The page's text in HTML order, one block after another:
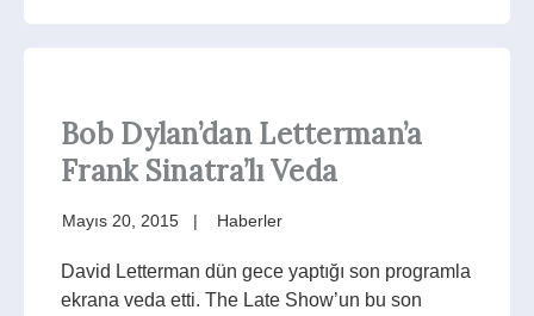
Bob Dylan’dan Letterman’a
Frank Sinatra’lı Veda
Mayıs 20, 2015 Haberler
David Letterman dün gece yaptığı son programla
ekrana veda etti. The Late Show’un bu son